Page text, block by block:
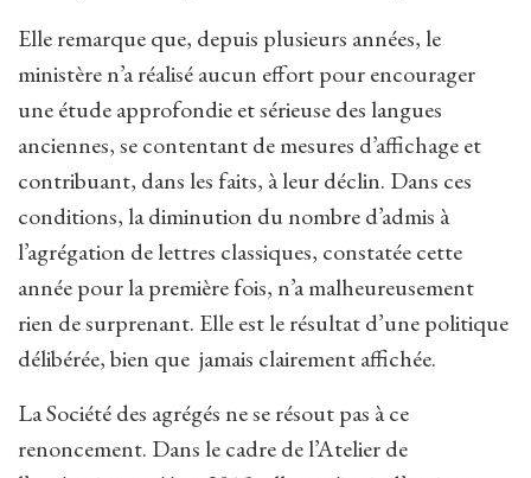
Elle remarque que, depuis plusieurs années, le
ministère n’a réalisé aucun effort pour encourager
une étude approfondie et sérieuse des langues
anciennes, se contentant de mesures d’affichage et
contribuant, dans les faits, à leur déclin. Dans ces
conditions, la diminution du nombre d’admis à
l’agrégation de lettres classiques, constatée cette
année pour la première fois, n’a malheureusement
rien de surprenant. Elle est le résultat d’une politique
délibérée, bien que jamais clairement affichée.
La Société des agrégés ne se résout pas à ce
renoncement. Dans le cadre de l’Atelier de